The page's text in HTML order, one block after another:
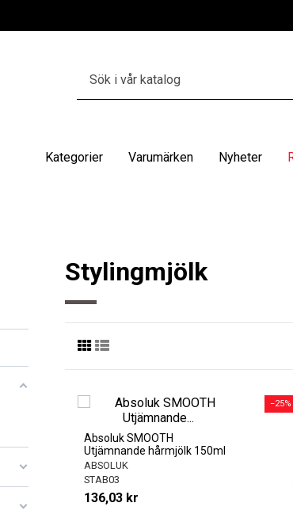
Kategorier Varumärken Nyheter
Stylingmjölk
Absoluk SMOOTH
Utjämnande hårmjölk 150ml
ABSOLUK
STAB03
136,03 kr
−25%